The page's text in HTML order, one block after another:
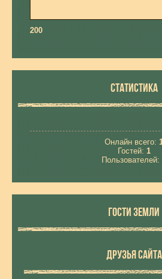
200
СТАТИСТИКА
Онлайн всего:
Гостей: 1
Пользователей:
ГОСТИ ЗЕМЛИ
ДРУЗЬЯ САЙТА